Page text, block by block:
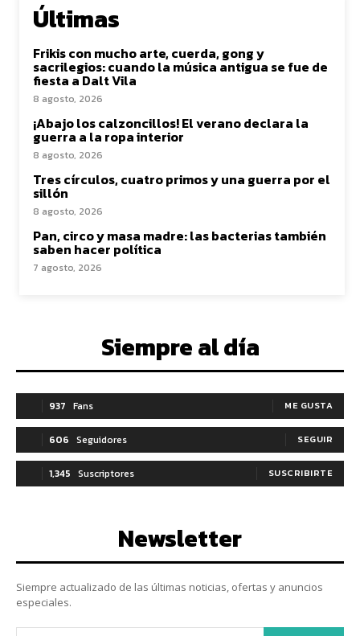
Últimas
Frikis con mucho arte, cuerda, gong y
sacrilegios: cuando la música antigua se fue de
fiesta a Dalt Vila
8 agosto, 2026
¡Abajo los calzoncillos! El verano declara la
guerra a la ropa interior
8 agosto, 2026
Tres círculos, cuatro primos y una guerra por el
sillón
8 agosto, 2026
Pan, circo y masa madre: las bacterias también
saben hacer política
7 agosto, 2026
Siempre al día
937 Fans ME GUSTA
606 Seguidores SEGUIR
1,345 Suscriptores SUSCRIBIRTE
Newsletter
Siempre actualizado de las últimas noticias, ofertas y anuncios
especiales.